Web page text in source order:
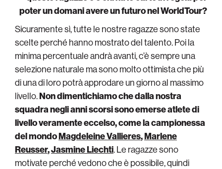
poter un domani avere un futuro nel WorldTour?
Sicuramente sì, tutte le nostre ragazze sono state
scelte perché hanno mostrato del talento. Poi la
minima percentuale andrà avanti, c’è sempre una
selezione naturale ma sono molto ottimista che più
di una di loro potrà approdare un giorno al massimo
livello.Non dimentichiamo che dalla nostra
squadra negli anni scorsi sono emerse atlete di
livello veramente eccelso, come la campionessa
del mondoMagdeleine Vallieres,Marlene
Reusser,Jasmine Liechti. Le ragazze sono
motivate perché vedono che è possibile, quindi